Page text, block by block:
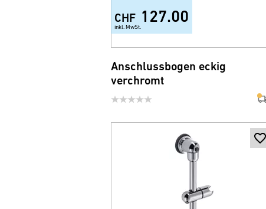
CHF 127.00
inkl. MwSt.
Anschlussbogen eckig
verchromt